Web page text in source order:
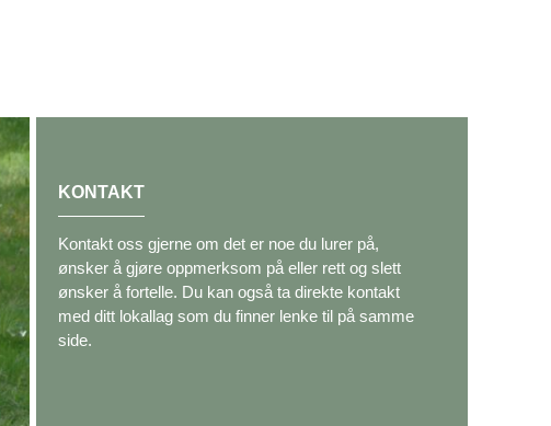
KONTAKT
Kontakt oss gjerne om det er noe du lurer på,
ønsker å gjøre oppmerksom på eller rett og slett
ønsker å fortelle. Du kan også ta direkte kontakt
med ditt lokallag som du finner lenke til på samme
side.